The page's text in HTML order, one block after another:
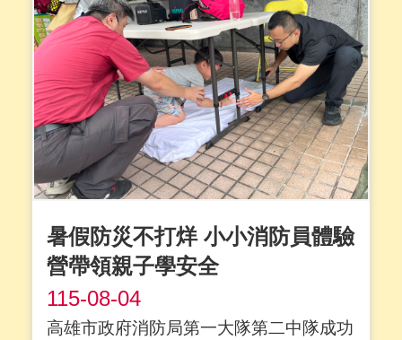
大小朋友在歡樂氛圍中學習正確的防火、
防災及急救知識....詳全文
暑假防災不打烊 小小消防員體驗
營帶領親子學安全
115-08-04
高雄市政府消防局第一大隊第二中隊成功